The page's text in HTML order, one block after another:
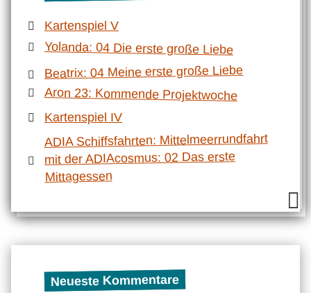
Kartenspiel V
Yolanda: 04 Die erste große Liebe
Beatrix: 04 Meine erste große Liebe
Aron 23: Kommende Projektwoche
Kartenspiel IV
ADIA Schiffsfahrten: Mittelmeerrundfahrt
mit der ADIAcosmus: 02 Das erste
Mittagessen
Neueste Kommentare